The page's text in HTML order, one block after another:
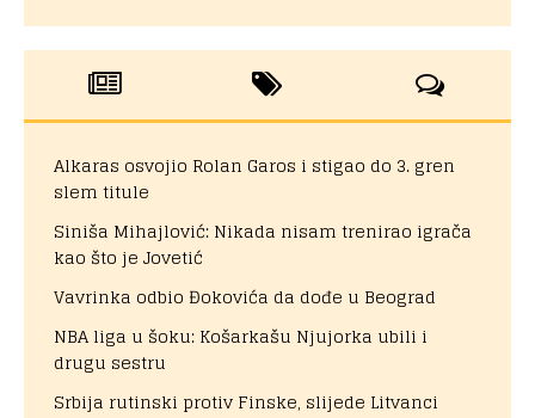
Alkaras osvojio Rolan Garos i stigao do 3. gren
slem titule
Siniša Mihajlović: Nikada nisam trenirao igrača
kao što je Jovetić
Vavrinka odbio Đokovića da dođe u Beograd
NBA liga u šoku: Košarkašu Njujorka ubili i
drugu sestru
Srbija rutinski protiv Finske, slijede Litvanci